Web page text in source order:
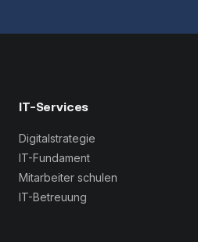
IT-Services
Digitalstrategie
IT-Fundament
Mitarbeiter schulen
IT-Betreuung